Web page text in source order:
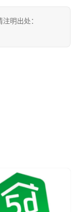
明出处：